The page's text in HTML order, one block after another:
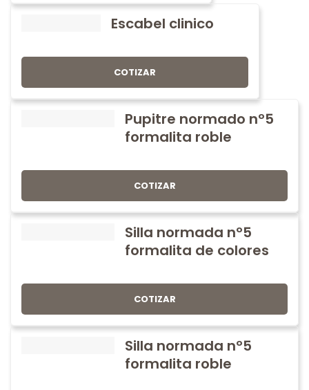
Escabel clinico
COTIZAR
Pupitre normado nº5
formalita roble
COTIZAR
Silla normada nº5
formalita de colores
COTIZAR
Silla normada nº5
formalita roble